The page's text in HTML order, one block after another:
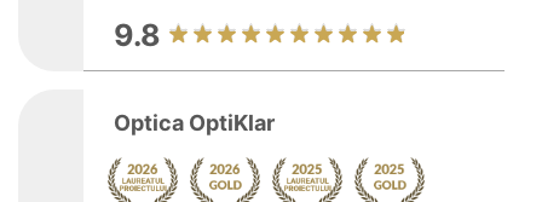
9.8
Optica OptiKlar